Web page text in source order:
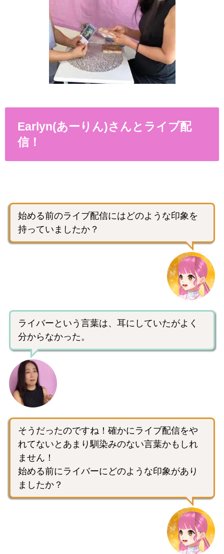
Earlyn(あーりん)さんとライブ配
信！
始める前のライブ配信にはどのような印象を
持っていましたか？
ライバーという言葉は、耳にしていたがよく
分からなかった。
そうだったのですね！確かにライブ配信をや
れてないとあまり馴染みのない言葉かもしれ
ません！
始める前にライバーにどのような印象があり
ましたか？